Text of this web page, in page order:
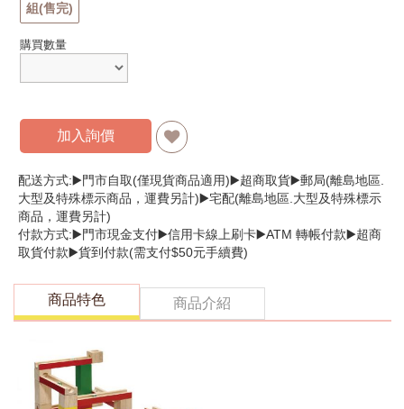
組(售完)
購買數量
加入詢價
配送方式:▶️門市自取(僅現貨商品適用)▶️超商取貨▶️郵局(離島地區.
大型及特殊標示商品，運費另計)▶️宅配(離島地區.大型及特殊標示
商品，運費另計)
付款方式:▶️門市現金支付▶️信用卡線上刷卡▶️ATM 轉帳付款▶️超商
取貨付款▶️貨到付款(需支付$50元手續費)
商品特色 商品介紹